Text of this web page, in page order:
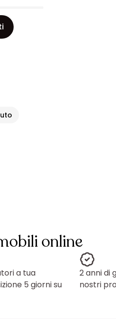
online
a tua
5 giorni su
2 anni di
nostri